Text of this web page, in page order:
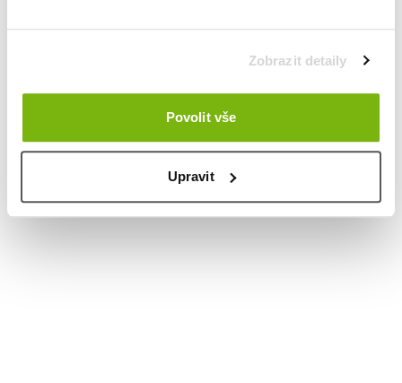
Zobrazit detaily
Povolit vše
Upravit